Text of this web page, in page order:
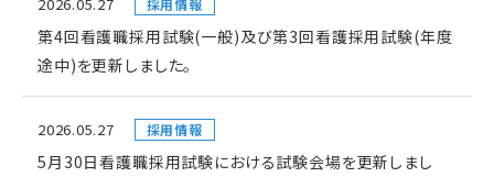
採用情報
第4回看護職採用試験(一般)及び第3回看護採用試験(年度
途中)を更新しました。
2026.05.27 採用情報
5月30日看護職採用試験における試験会場を更新しまし